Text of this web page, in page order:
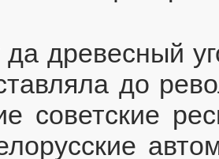
да древесный
до
советские